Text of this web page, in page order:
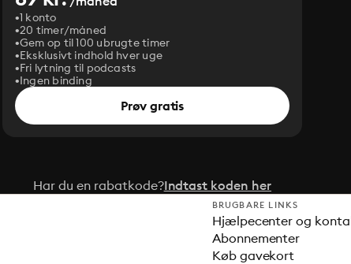
1 konto
20 timer/måned
Gem op til 100 ubrugte timer
Eksklusivt indhold hver uge
Fri lytning til podcasts
Ingen binding
Prøv gratis
Har du en rabatkode?Indtast koden her
BRUGBARE LINKS
Hjælpecenter og
Abonnementer
Køb gavekort